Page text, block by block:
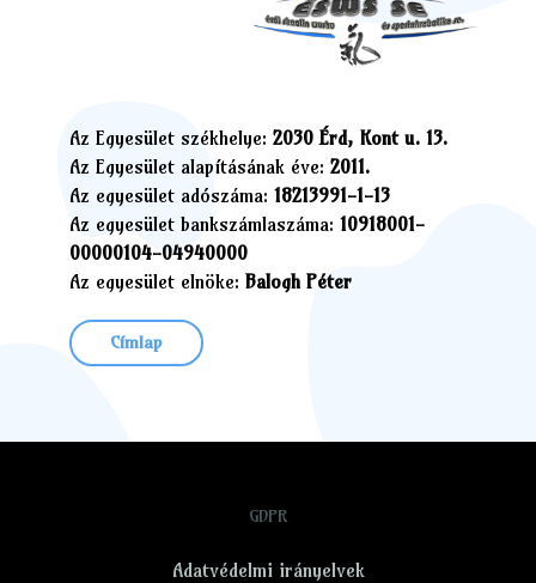
Az Egyesület székhelye: 2030 Érd, Kont u. 13.
Az Egyesület alapításának éve: 2011.
Az egyesület adószáma: 18213991-1-13
Az egyesület bankszámlaszáma: 10918001-
00000104-04940000
Az egyesület elnöke: Balogh Péter
Címlap
GDPR
Adatvédelmi irányelvek